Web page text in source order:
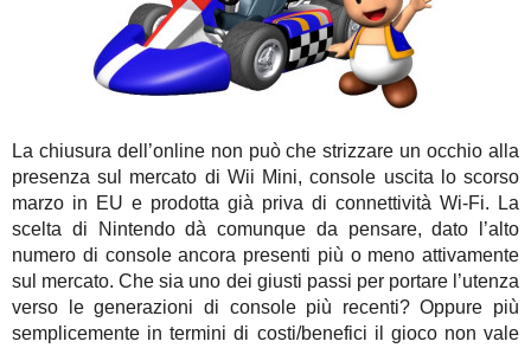
La chiusura dell’online non può che strizzare un occhio alla
presenza sul mercato di Wii Mini, console uscita lo scorso
marzo in EU e prodotta già priva di connettività Wi-Fi. La
scelta di Nintendo dà comunque da pensare, dato l’alto
numero di console ancora presenti più o meno attivamente
sul mercato. Che sia uno dei giusti passi per portare l’utenza
verso le generazioni di console più recenti? Oppure più
semplicemente in termini di costi/benefici il gioco non vale